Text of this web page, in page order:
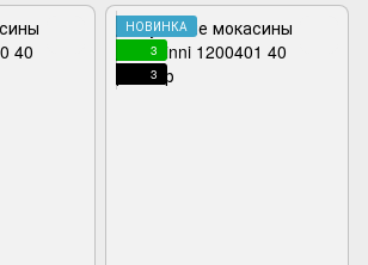
НОВИНКА
3
3